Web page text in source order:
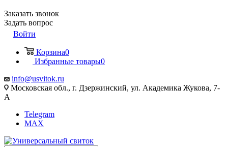
Заказать звонок
Задать вопрос
Войти
Корзина0
Избранные товары0
info@usvitok.ru
Московская обл., г. Дзержинский, ул. Академика Жукова, 7-
А
Telegram
MAX